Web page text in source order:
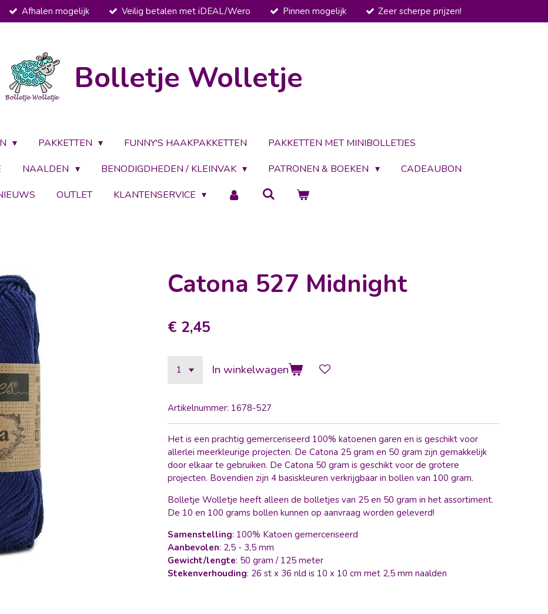
Afhalen mogelijk Veilig betalen met iDEAL/Wero Pinnen mogelijk Zeer scherpe prijzen!
Bolletje Wolletje
PAKKETTEN FUNNY'S HAAKPAKKETTEN
PAKKETTEN MET MINIBOLLETJES
NAALDEN BENODIGDHEDEN / KLEINVAK PATRONEN & BOEKEN
CADEAUBON
OUTLET KLANTENSERVICE
Catona 527 Midnight
€ 2,45
In winkelwagen
Artikelnummer: 1678-527
Het is een prachtig gemerceriseerd 100% katoenen garen en is geschikt voor
allerlei meerkleurige projecten. De Catona 25 gram en 50 gram zijn gemakkelijk
door elkaar te gebruiken. De Catona 50 gram is geschikt voor de grotere
projecten. Bovendien zijn 4 basiskleuren verkrijgbaar in bollen van 100 gram.
Bolletje Wolletje heeft alleen de bolletjes van 25 en 50 gram in het assortiment.
De 10 en 100 grams bollen kunnen op aanvraag worden geleverd!
Samenstelling: 100% Katoen gemerceriseerd
Aanbevolen: 2,5 - 3,5 mm
Gewicht/lengte: 50 gram / 125 meter
Stekenverhouding: 26 st x 36 nld is 10 x 10 cm met 2,5 mm naalden